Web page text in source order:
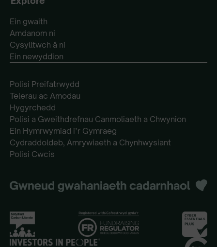
Ein gwaith
Amdanom ni
Cysylltwch â ni
Ein newyddion
Polisi Preifatrwydd
Telerau ac Amodau
Hygyrchedd
Polisi a Gweithdrefnau Canmoliaeth a Chwynion
Ein Hymrwymiad i’r Gymraeg
Cydraddoldeb, Amrywiaeth a Chynhwysiant
Polisi Cwcis